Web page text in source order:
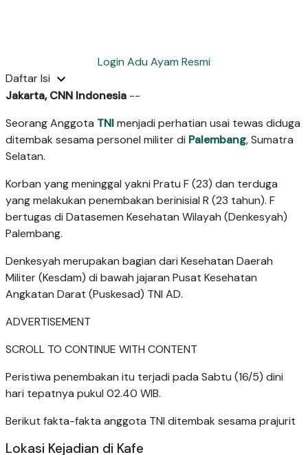
Login Adu Ayam Resmi
Daftar Isi
Jakarta, CNN Indonesia --
Seorang Anggota TNImenjadi perhatian usai tewas diduga
ditembak sesama personel militer di Palembang, Sumatra
Selatan.
Korban yang meninggal yakni Pratu F (23) dan terduga
yang melakukan penembakan berinisial R (23 tahun). F
bertugas di Datasemen Kesehatan Wilayah (Denkesyah)
Palembang.
Denkesyah merupakan bagian dari Kesehatan Daerah
Militer (Kesdam) di bawah jajaran Pusat Kesehatan
Angkatan Darat (Puskesad) TNI AD.
ADVERTISEMENT
SCROLL TO CONTINUE WITH CONTENT
Peristiwa penembakan itu terjadi pada Sabtu (16/5) dini
hari tepatnya pukul 02.40 WIB.
Berikut fakta-fakta anggota TNI ditembak sesama prajurit
Lokasi Kejadian di Kafe